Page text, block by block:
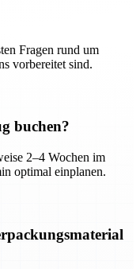
Fragen rund um
vorbereitet sind.
buchen?
2–4 Wochen im
optimal einplanen.